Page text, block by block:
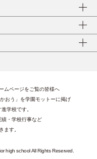
ムページをご覧の皆様へ
おう」を学園モットーに掲げ
学校です。
・学校行事など
ます。
high school All Rights Reserved.